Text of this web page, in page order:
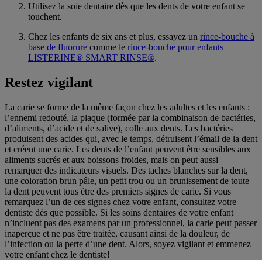
Utilisez la soie dentaire dès que les dents de votre enfant se
touchent.
Chez les enfants de six ans et plus, essayez un rince-bouche à
base de fluorure comme le rince-bouche pour enfants
LISTERINE® SMART RINSE®.
Restez vigilant
La carie se forme de la même façon chez les adultes et les enfants :
l’ennemi redouté, la plaque (formée par la combinaison de bactéries,
d’aliments, d’acide et de salive), colle aux dents. Les bactéries
produisent des acides qui, avec le temps, détruisent l’émail de la dent
et créent une carie. Les dents de l’enfant peuvent être sensibles aux
aliments sucrés et aux boissons froides, mais on peut aussi
remarquer des indicateurs visuels. Des taches blanches sur la dent,
une coloration brun pâle, un petit trou ou un brunissement de toute
la dent peuvent tous être des premiers signes de carie. Si vous
remarquez l’un de ces signes chez votre enfant, consultez votre
dentiste dès que possible. Si les soins dentaires de votre enfant
n’incluent pas des examens par un professionnel, la carie peut passer
inaperçue et ne pas être traitée, causant ainsi de la douleur, de
l’infection ou la perte d’une dent. Alors, soyez vigilant et emmenez
votre enfant chez le dentiste!